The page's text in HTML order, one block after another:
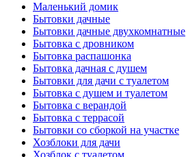
Маленький домик
Бытовки дачные
Бытовки дачные двухкомнатные
Бытовка с дровником
Бытовка распашонка
Бытовка дачная с душем
Бытовки для дачи с туалетом
Бытовка с душем и туалетом
Бытовка с верандой
Бытовка с террасой
Бытовки со сборкой на участке
Хозблоки для дачи
Хозблок с туалетом